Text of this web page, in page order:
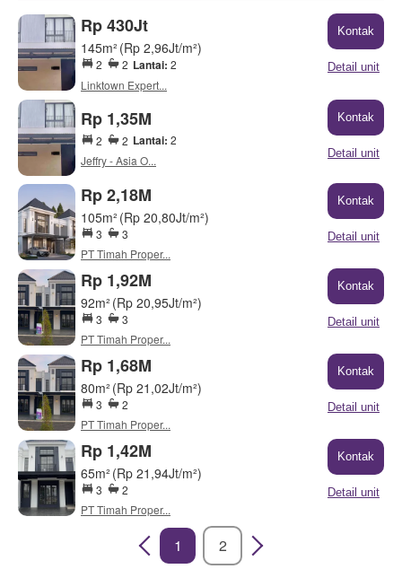
Rp 430Jt
145m² (Rp 2,96Jt/m²)
2 2 Lantai: 2
Linktown Expert...
Kontak
Detail unit
Rp 1,35M
2 2 Lantai: 2
Jeffry - Asia O...
Kontak
Detail unit
Rp 2,18M
105m² (Rp 20,80Jt/m²)
3
3
PT Timah Proper...
Kontak
Detail unit
Rp 1,92M
92m² (Rp 20,95Jt/m²)
3
3
PT Timah Proper...
Kontak
Detail unit
Rp 1,68M
80m² (Rp 21,02Jt/m²)
3
2
PT Timah Proper...
Kontak
Detail unit
Rp 1,42M
65m² (Rp 21,94Jt/m²)
3
2
PT Timah Proper...
Kontak
Detail unit
1 2